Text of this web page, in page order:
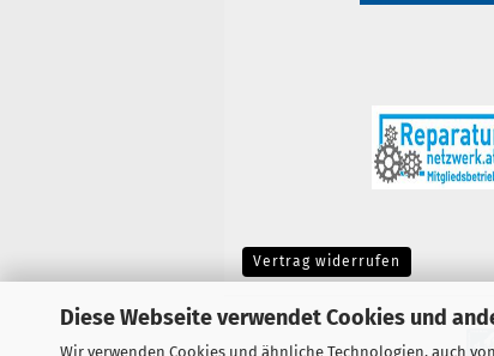
Diese Webseite verwendet Cookies und
Wir verwenden Cookies und ähnliche Technologien, auch
Vertrag widerrufen